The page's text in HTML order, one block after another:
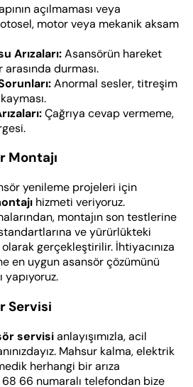
açılmaması veya
motor veya mekanik aksam
Arızaları:Asansörün hareket
durması.
Anormal sesler, titreşim
Çağrıya cevap vermeme,
Montajı
yenileme projeleri için
hizmeti veriyoruz.
montajın son testlerine
ve yürürlükteki
gerçekleştirilir. İhtiyacınıza
en uygun asansör çözümünü
yapıyoruz.
Servisi
servisianlayışımızla, acil
Mahsur kalma, elektrik
herhangi bir arıza
66 numaralı telefondan bize